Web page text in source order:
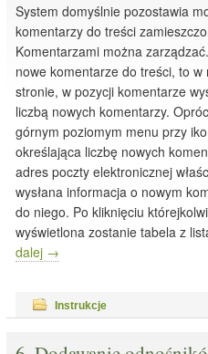
System domyślnie pozostawia
komentarzy do treści
Komentarzami można
nowe komentarze do treści, to
stronie, w pozycji komentarze
liczbą nowych komentarzy.
górnym poziomym menu przy
określająca liczbę nowych
adres poczty elektronicznej
wysłana informacja o nowym
do niego. Po kliknięciu
wyświetlona zostanie tabela z
dalej →
Instrukcje